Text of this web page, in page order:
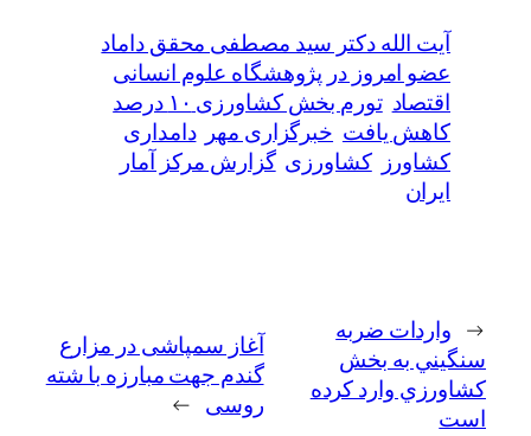
آیت الله دکتر سید مصطفی محقق داماد
عضو امروز در پژوهشگاه علوم انسانی
اقتصاد
تورم بخش کشاورزی ۱۰ درصد
کاهش یافت خبرگزاری مهر دامداری
کشاورز کشاورزی گزارش مرکز آمار
ایران
← واردات ضربه
سنگيني به بخش
کشاورزي وارد کرده
است
آغاز سمپاشی در مزارع
گندم جهت مبارزه با شته
روسی →